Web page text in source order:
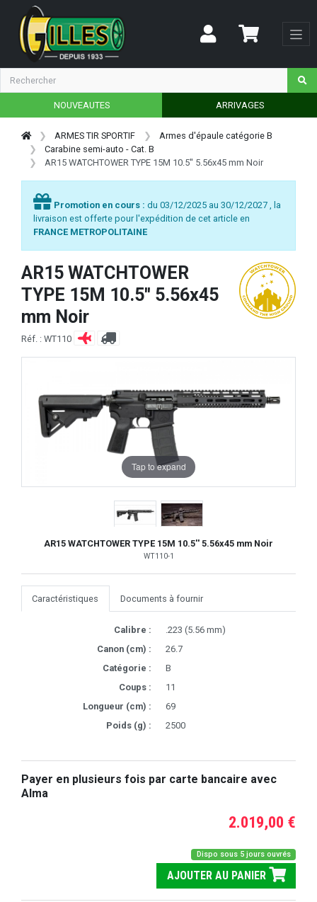
NOUVEAUTES ARRIVAGES
ARMES TIR SPORTIF
Armes d'épaule catégorie B
Carabine semi-auto - Cat. B
AR15 WATCHTOWER TYPE 15M 10.5'' 5.56x45 mm Noir
Promotion en cours : du 03/12/2025 au 30/12/2027 , la
livraison est offerte pour l'expédition de cet article en
FRANCE METROPOLITAINE
AR15 WATCHTOWER
TYPE 15M 10.5'' 5.56x45
mm Noir
Réf. : WT110
Tap to expand
AR15 WATCHTOWER TYPE 15M 10.5'' 5.56x45 mm Noir
WT110-1
Caractéristiques Documents à fournir
Calibre :
.223 (5.56 mm)
Canon (cm) :
26.7
Catégorie :
B
Coups :
11
Longueur (cm) :
69
Poids (g) :
2500
Payer en plusieurs fois par carte bancaire avec
Alma
2.019,00 €
Dispo sous 5 jours ouvrés
AJOUTER AU PANIER